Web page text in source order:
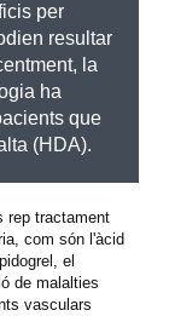
per
resultar
la
ha
que
(HDA).
rep tractament
com són l'àcid
el
de malalties
vasculars